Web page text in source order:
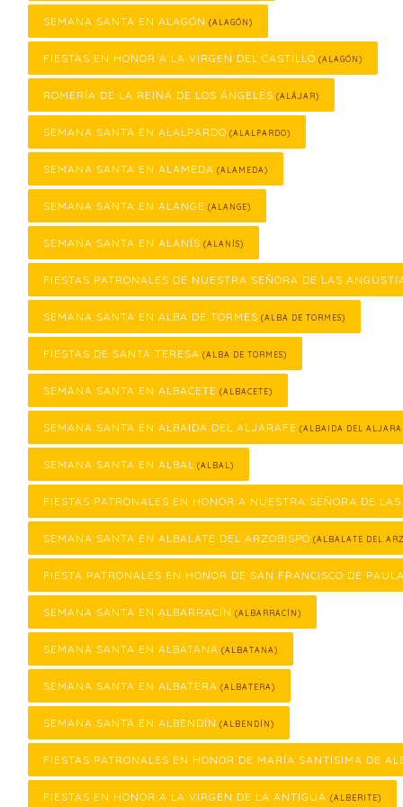
SEMANA SANTA EN ALAGÓN (ALAGÓN)
FIESTAS EN HONOR A LA VIRGEN DEL CASTILLO (ALAGÓN)
ROMERÍA DE LA REINA DE LOS ÁNGELES (ALÁJAR)
SEMANA SANTA EN ALALPARDO (ALALPARDO)
SEMANA SANTA EN ALAMEDA (ALAMEDA)
SEMANA SANTA EN ALANGE (ALANGE)
SEMANA SANTA EN ALANÍS (ALANÍS)
FIESTAS PATRONALES DE NUESTRA SEÑORA DE LAS
SEMANA SANTA EN ALBA DE TORMES (ALBA DE TORMES)
FIESTAS DE SANTA TERESA (ALBA DE TORMES)
SEMANA SANTA EN ALBACETE (ALBACETE)
SEMANA SANTA EN ALBAIDA DEL ALJARAFE (ALBAIDA DEL
SEMANA SANTA EN ALBAL (ALBAL)
FIESTAS PATRONALES EN HONOR A NUESTRA SEÑORA DE
SEMANA SANTA EN ALBALATE DEL ARZOBISPO (ALBALATE DEL
FIESTA PATRONALES EN HONOR DE SAN FRANCISCO DE
SEMANA SANTA EN ALBARRACÍN (ALBARRACÍN)
SEMANA SANTA EN ALBATANA (ALBATANA)
SEMANA SANTA EN ALBATERA (ALBATERA)
SEMANA SANTA EN ALBENDÍN (ALBENDÍN)
FIESTAS PATRONALES EN HONOR DE MARÍA SANTÍSIMA DE
FIESTAS EN HONOR A LA VIRGEN DE LA ANTIGUA (ALBERITE)